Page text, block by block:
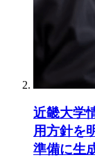
近畿大学
用方針を
準備に生